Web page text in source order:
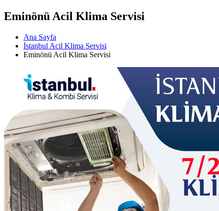
Eminönü Acil Klima Servisi
Ana Sayfa
İstanbul Acil Klima Servisi
Eminönü Acil Klima Servisi